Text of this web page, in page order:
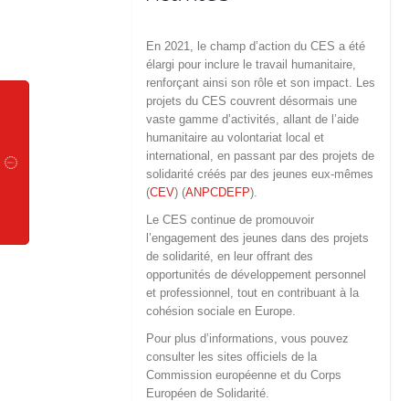
En 2021, le champ d’action du CES a été
élargi pour inclure le travail humanitaire,
renforçant ainsi son rôle et son impact. Les
projets du CES couvrent désormais une
vaste gamme d’activités, allant de l’aide
humanitaire au volontariat local et
international, en passant par des projets de
solidarité créés par des jeunes eux-mêmes​
(CEV) (ANPCDEFP)​.
Le CES continue de promouvoir
l’engagement des jeunes dans des projets
de solidarité, en leur offrant des
opportunités de développement personnel
et professionnel, tout en contribuant à la
cohésion sociale en Europe.
Pour plus d’informations, vous pouvez
consulter les sites officiels de la
Commission européenne et du Corps
Européen de Solidarité.